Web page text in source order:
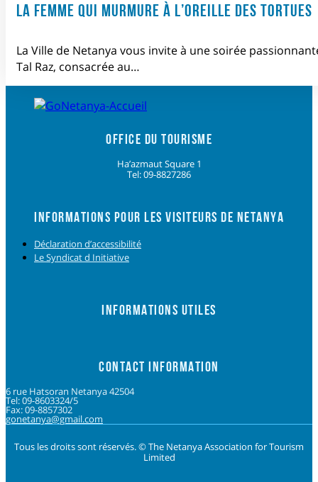
LA FEMME QUI MURMURE À L’OREILLE DES TORTUES
La Ville de Netanya vous invite à une soirée
Tal Raz, consacrée au…
OFFICE DU TOURISME
Ha’azmaut Square 1
Tel: 09-8827286
INFORMATIONS POUR LES VISITEURS DE NETANYA
Déclaration d’accessibilité
Le Syndicat d Initiative
INFORMATIONS UTILES
CONTACT INFORMATION
6 rue Hatsoran Netanya 42504
Tel: 09-8603324/5
Fax: 09-8857302
gonetanya@gmail.com
Tous les droits sont réservés. © The Netanya Association for Tourism
Limited